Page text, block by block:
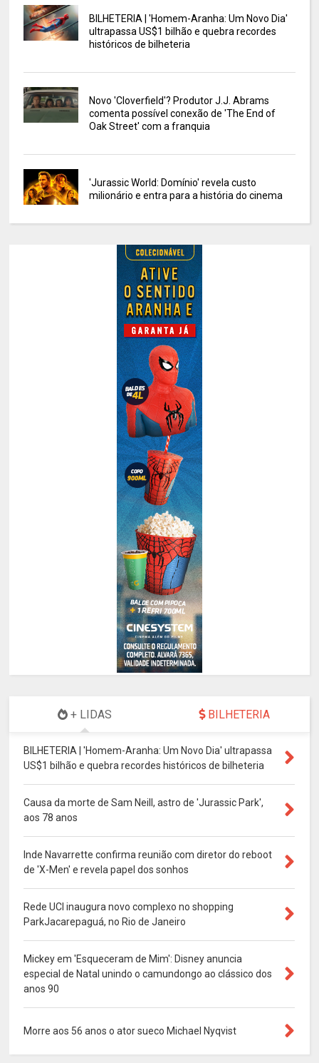
BILHETERIA | 'Homem-Aranha: Um Novo Dia'
ultrapassa US$1 bilhão e quebra recordes
históricos de bilheteria
Novo 'Cloverfield'? Produtor J.J. Abrams
comenta possível conexão de 'The End of
Oak Street' com a franquia
'Jurassic World: Domínio' revela custo
milionário e entra para a história do cinema
+ LIDAS BILHETERIA
BILHETERIA | 'Homem-Aranha: Um Novo Dia' ultrapassa
US$1 bilhão e quebra recordes históricos de bilheteria
Causa da morte de Sam Neill, astro de 'Jurassic Park',
aos 78 anos
Inde Navarrette confirma reunião com diretor do reboot
de 'X-Men' e revela papel dos sonhos
Rede UCI inaugura novo complexo no shopping
ParkJacarepaguá, no Rio de Janeiro
Mickey em 'Esqueceram de Mim': Disney anuncia
especial de Natal unindo o camundongo ao clássico dos
anos 90
Morre aos 56 anos o ator sueco Michael Nyqvist